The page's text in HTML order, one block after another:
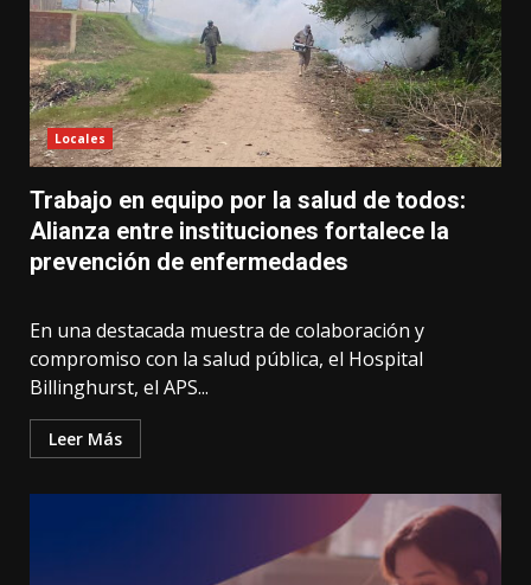
Locales
Trabajo en equipo por la salud de todos:
Alianza entre instituciones fortalece la
prevención de enfermedades
En una destacada muestra de colaboración y
compromiso con la salud pública, el Hospital
Billinghurst, el APS...
Leer Más